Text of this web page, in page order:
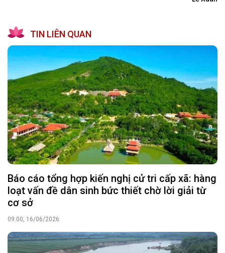
TIN LIÊN QUAN
Báo cáo tổng hợp kiến nghị cử tri cấp xã: hàng
loạt vấn đề dân sinh bức thiết chờ lời giải từ
cơ sở
09:00, 16/06/2026